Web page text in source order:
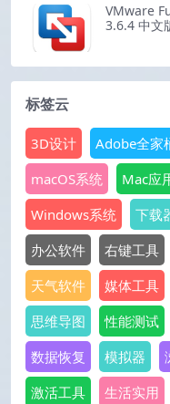
VMware
3.6.4 中文
标签云
3D设计 Adobe全家
macOS系统
Mac应
Windows系统
下载
办公软件
右键工具
天气软件
媒体工具
思维导图
性能测试
数据恢复
模拟器
激活工具
生活实用